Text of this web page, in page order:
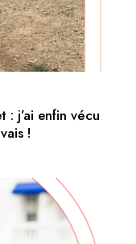
: j’ai enfin vécu
!